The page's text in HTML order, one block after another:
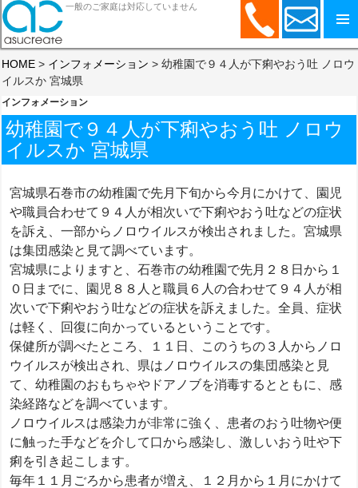
コンテンツへスキップ
一般のご家庭は対応していません
HOME > インフォメーション >幼稚園で９４人が下痢やおう吐 ノロウ
イルスか 宮城県
インフォメーション
幼稚園で９４人が下痢やおう吐 ノロウ
イルスか 宮城県
宮城県石巻市の幼稚園で先月下旬から今月にかけて、園児
や職員合わせて９４人が相次いで下痢やおう吐などの症状
を訴え、一部からノロウイルスが検出されました。宮城県
は集団感染と見て調べています。
宮城県によりますと、石巻市の幼稚園で先月２８日から１
０日までに、園児８８人と職員６人の合わせて９４人が相
次いで下痢やおう吐などの症状を訴えました。全員、症状
は軽く、回復に向かっているということです。
保健所が調べたところ、１１日、このうちの３人からノロ
ウイルスが検出され、県はノロウイルスの集団感染と見
て、幼稚園のおもちゃやドアノブを消毒するとともに、感
染経路などを調べています。
ノロウイルスは感染力が非常に強く、患者のおう吐物や便
に触った手などを介して口から感染し、激しいおう吐や下
痢を引き起こします。
毎年１１月ごろから患者が増え、１２月から１月にかけて